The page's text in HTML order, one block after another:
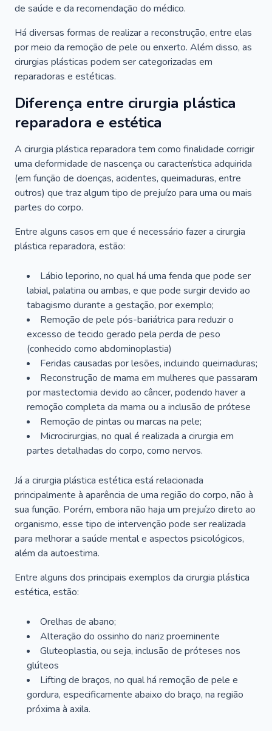
de saúde e da recomendação do médico.
Há diversas formas de realizar a reconstrução, entre elas
por meio da remoção de pele ou enxerto. Além disso, as
cirurgias plásticas podem ser categorizadas em
reparadoras e estéticas.
Diferença entre cirurgia plástica
reparadora e estética
A cirurgia plástica reparadora tem como finalidade corrigir
uma deformidade de nascença ou característica adquirida
(em função de doenças, acidentes, queimaduras, entre
outros) que traz algum tipo de prejuízo para uma ou mais
partes do corpo.
Entre alguns casos em que é necessário fazer a cirurgia
plástica reparadora, estão:
Lábio leporino, no qual há uma fenda que pode ser
labial, palatina ou ambas, e que pode surgir devido ao
tabagismo durante a gestação, por exemplo;
Remoção de pele pós-bariátrica para reduzir o
excesso de tecido gerado pela perda de peso
(conhecido como abdominoplastia)
Feridas causadas por lesões, incluindo queimaduras;
Reconstrução de mama em mulheres que passaram
por mastectomia devido ao câncer, podendo haver a
remoção completa da mama ou a inclusão de prótese
Remoção de pintas ou marcas na pele;
Microcirurgias, no qual é realizada a cirurgia em
partes detalhadas do corpo, como nervos.
Já a cirurgia plástica estética está relacionada
principalmente à aparência de uma região do corpo, não à
sua função. Porém, embora não haja um prejuízo direto ao
organismo, esse tipo de intervenção pode ser realizada
para melhorar a saúde mental e aspectos psicológicos,
além da autoestima.
Entre alguns dos principais exemplos da cirurgia plástica
estética, estão:
Orelhas de abano;
Alteração do ossinho do nariz proeminente
Gluteoplastia, ou seja, inclusão de próteses nos
glúteos
Lifting de braços, no qual há remoção de pele e
gordura, especificamente abaixo do braço, na região
próxima à axila.